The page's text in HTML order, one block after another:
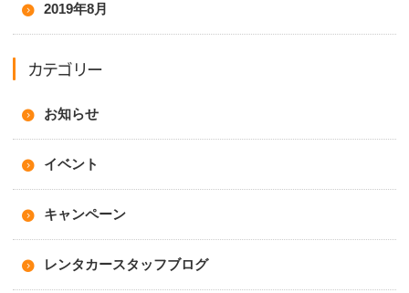
2019年8月
カテゴリー
お知らせ
イベント
キャンペーン
レンタカースタッフブログ